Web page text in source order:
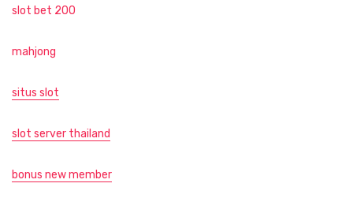
slot bet 200
mahjong
situs slot
slot server thailand
bonus new member